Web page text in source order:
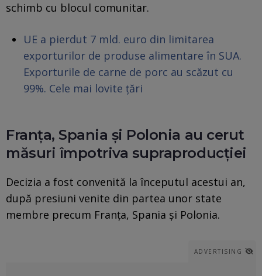
schimb cu blocul comunitar.
UE a pierdut 7 mld. euro din limitarea
exporturilor de produse alimentare în SUA.
Exporturile de carne de porc au scăzut cu
99%. Cele mai lovite țări
Franța, Spania și Polonia au cerut
măsuri împotriva supraproducției
Decizia a fost convenită la începutul acestui an,
după presiuni venite din partea unor state
membre precum Franța, Spania și Polonia.
ADVERTISING